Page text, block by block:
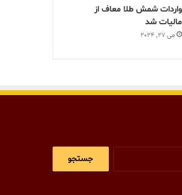
واردات شمش طلا معاف از
مالیات شد
می 27, 2024